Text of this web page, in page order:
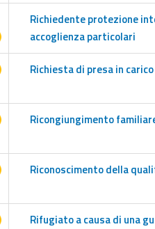
Richiedente protezione
accoglienza particolari
Richiesta di presa in carico
Ricongiungimento
Riconoscimento della
Rifugiato a causa di una